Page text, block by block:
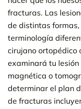
fracturas. Las
de distintas
terminología
cirujano ortopédico
examinará tu
magnética o
determinar el plan
de fracturas